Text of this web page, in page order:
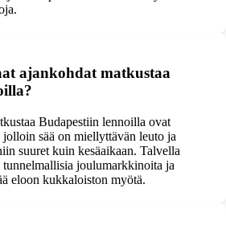
ajankohdat matkustaa
Budapestiin lennoilla ovat
jolloin sää on miellyttävän leuto ja
suuret kuin kesäaikaan. Talvella
tunnelmallisia joulumarkkinoita ja
eloon kukkaloiston myötä.